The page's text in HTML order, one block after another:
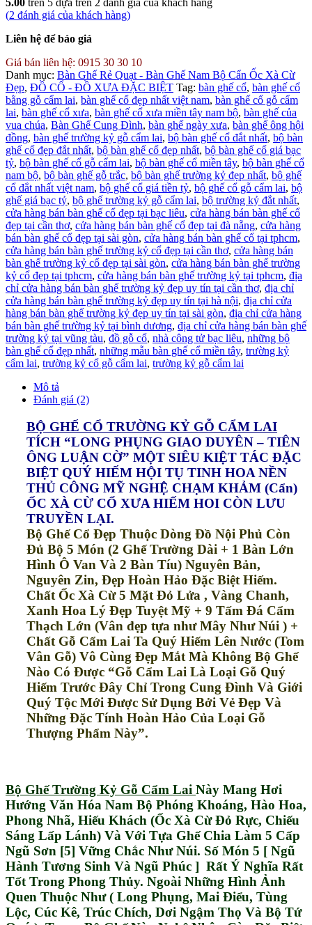
5.00 trên 5 dựa trên 2 đánh giá của khách hàng
(2 đánh giá của khách hàng)
Liên hệ để báo giá
Giá bán liên hệ: 0915 30 30 10
Danh mục: Bàn Ghế Rẻ Quạt - Bàn Ghế Nam Bộ Cẩn Ốc Xà Cừ
Đẹp, ĐỒ CỔ - ĐỒ XƯA ĐẶC BIỆT Tag: bàn ghế cổ, bàn ghế cổ
bằng gỗ cẩm lai, bàn ghế cổ đẹp nhất việt nam, bàn ghế cổ gỗ cẩm
lai, bàn ghế cổ xưa, bàn ghế cổ xưa miền tây nam bộ, bàn ghế của
vua chúa, Bàn Ghế Cung Đình, bàn ghế ngày xưa, bàn ghế ông hội
đồng, bàn ghế trường kỷ gỗ cẩm lai, bộ bàn ghế cổ đắt nhất, bộ bàn
ghế cổ đẹp đắt nhất, bộ bàn ghế cổ đẹp nhất, bộ bàn ghế cổ giá bạc
tỷ, bộ bàn ghế cổ gỗ cẩm lai, bộ bàn ghế cổ miền tây, bộ bàn ghế cổ
nam bộ, bộ bàn ghế gỗ trắc, bộ bàn ghế trường kỷ đẹp nhất, bộ ghế
cổ đắt nhất việt nam, bộ ghế cổ giá tiền tỷ, bộ ghế cổ gỗ cẩm lai, bộ
ghế giá bạc tỷ, bộ ghế trường kỷ gỗ cẩm lai, bộ trường kỷ đắt nhất,
cửa hàng bán bàn ghế cổ đẹp tại bạc liêu, cửa hàng bán bàn ghế cổ
đẹp tại cần thơ, cửa hàng bán bàn ghế cổ đẹp tại đà nẵng, cửa hàng
bán bàn ghế cổ đẹp tại sài gòn, cửa hàng bán bàn ghế cổ tại tphcm,
cửa hàng bán bàn ghế trường kỷ cổ đẹp tại cần thơ, cửa hàng bán
bàn ghế trường kỷ cổ đẹp tại sài gòn, cửa hàng bán bàn ghế trường
kỷ cổ đẹp tại tphcm, cửa hàng bán bàn ghế trường kỷ tại tphcm, địa
chỉ cửa hàng bán bàn ghế trường kỷ đẹp uy tín tại cần thơ, địa chỉ
cửa hàng bán bàn ghế trường kỷ đẹp uy tín tại hà nội, địa chỉ cửa
hàng bán bàn ghế trường kỷ đẹp uy tín tại sài gòn, địa chỉ cửa hàng
bán bàn ghế trường kỷ tại bình dương, địa chỉ cửa hàng bán bàn ghế
trường kỷ tại vũng tàu, đồ gỗ cổ, nhà công tử bạc liêu, những bộ
bàn ghế cổ đẹp nhất, những mẫu bàn ghế cổ miền tây, trường kỷ
cẩm lai, trường kỷ cổ gỗ cẩm lai, trường kỷ gỗ cẩm lai
Mô tả
Đánh giá (2)
BỘ GHẾ CỔ TRƯỜNG KỶ GỖ CẨM LAI
TÍCH “LONG PHỤNG GIAO DUYÊN – TIÊN
ÔNG LUẬN CỜ” MỘT SIÊU KIỆT TÁC ĐẶC
BIỆT QUÝ HIẾM HỘI TỤ TINH HOA NỀN
THỦ CÔNG MỸ NGHỆ CHẠM KHẢM (Cẩn)
ỐC XÀ CỪ CỔ XƯA HIẾM HOI CÒN LƯU
TRUYỀN LẠI.
Bộ Ghế Cổ Đẹp Thuộc Dòng Đồ Nội Phủ Còn
Đủ Bộ 5 Món (2 Ghế Trường Dài + 1 Bàn Lớn
Hình Ô Van Và 2 Bàn Tíu) Nguyên Bản,
Nguyên Zin, Đẹp Hoàn Hảo Đặc Biệt Hiếm.
Chất Ốc Xà Cừ 5 Mặt Đỏ Lửa , Vàng Chanh,
Xanh Hoa Lý Đẹp Tuyệt Mỹ + 9 Tấm Đá Cẩm
Thạch Lớn (Vân đẹp tựa như Mây Như Núi ) +
Chất Gỗ Cẩm Lai Ta Quý Hiếm Lên Nước (Tom
Vân Gỗ) Vô Cùng Đẹp Mắt Mà Không Bộ Ghế
Nào Có Được “Gỗ Cẩm Lai Là Loại Gỗ Quý
Hiếm Trước Đây Chỉ Trong Cung Đình Và Giới
Quý Tộc Mới Được Sử Dụng Bởi Vẻ Đẹp Và
Những Đặc Tính Hoàn Hảo Của Loại Gỗ
Thượng Phẩm Này”.
Bộ Ghế Trường Kỷ Gỗ Cẩm Lai Này Mang Hơi
Hướng Văn Hóa Nam Bộ Phóng Khoáng, Hào Hoa,
Phong Nhã, Hiếu Khách (Ốc Xà Cừ Đỏ Rực, Chiếu
Sáng Lấp Lánh) Và Với Tựa Ghế Chia Làm 5 Cấp
Ngũ Sơn [5] Vững Chắc Như Núi. Số Món 5 [ Ngũ
Hành Tương Sinh Và Ngũ Phúc ] Rất Ý Nghĩa Rất
Tốt Trong Phong Thủy. Ngoài Những Hình Ảnh
Quen Thuộc Như ( Long Phụng, Mai Điểu, Tùng
Lộc, Cúc Kê, Trúc Chích, Dơi Ngậm Thọ Và Bộ Tứ